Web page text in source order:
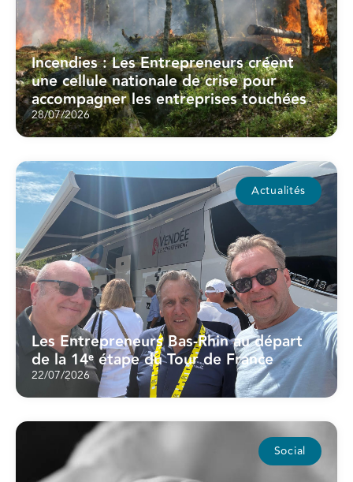
Incendies : Les Entrepreneurs créent
une cellule nationale de crise pour
accompagner les entreprises touchées
28/07/2026
Actualités
Les Entrepreneurs Bas-Rhin au départ
de la 14ᵉ étape du Tour de France
22/07/2026
Social